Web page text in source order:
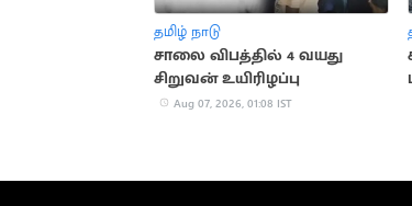
தமிழ் நாடு
சாலை விபத்தில் 4 வயது
சிறுவன் உயிரிழப்பு
Aug 07, 2026, 01:08 IST